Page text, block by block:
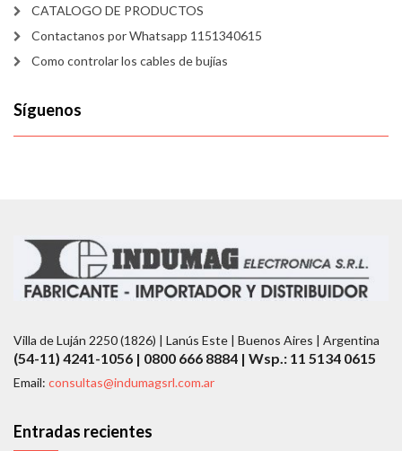
CATALOGO DE PRODUCTOS
Contactanos por Whatsapp 1151340615
Como controlar los cables de bujías
Síguenos
Villa de Luján 2250 (1826) | Lanús Este | Buenos Aires | Argentina
(54-11) 4241-1056 | 0800 666 8884 | Wsp.: 11 5134 0615
Email: consultas@indumagsrl.com.ar
Entradas recientes